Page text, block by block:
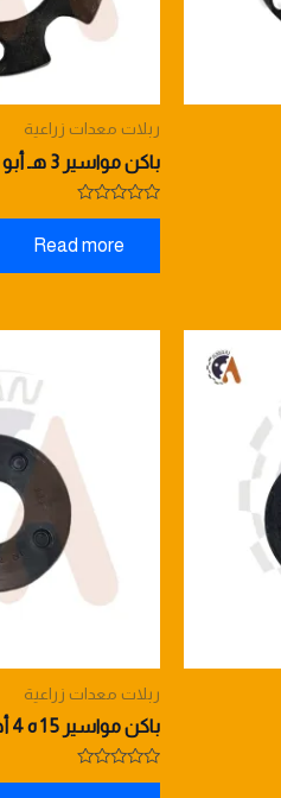
ربلات معدات زراعية
باكن مواسير 3 هـ أبو 4 اخزاق
Rated
5
Read more
ربلات معدات زراعية
باكن مواسير 5 1 ه 4 أخزاق
Rated